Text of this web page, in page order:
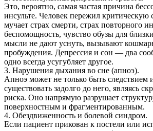
Это, вероятно, самая частая причина
инсульте. Человек пережил
мучает страх смерти, страх повторного
беспомощность, чувство обузы для
мысли не дают уснуть, вызывают
пробуждения. Депрессия и сон — два
одно всегда усугубляет другое.
3. Нарушения дыхания во сне (апноэ).
Апноэ может не только быть следствием
существовать задолго до него, являясь
риска. Оно напрямую разрушает
поверхностным и фрагментированным.
4. Обездвиженность и болевой синдром.
Если пациент прикован к постели или